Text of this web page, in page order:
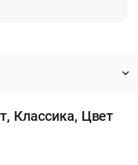
Классика, Цвет